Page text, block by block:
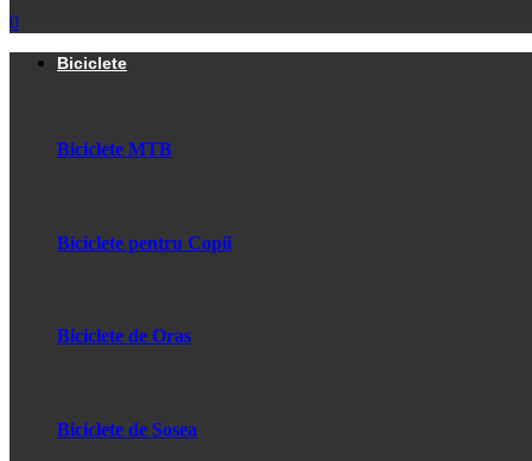
0
Biciclete
Biciclete MTB
Biciclete pentru Copii
Biciclete de Oras
Biciclete de Sosea